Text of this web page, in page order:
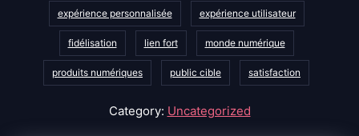
expérience personnalisée expérience utilisateur
fidélisation lien fort monde numérique
produits numériques public cible satisfaction
Category: Uncategorized